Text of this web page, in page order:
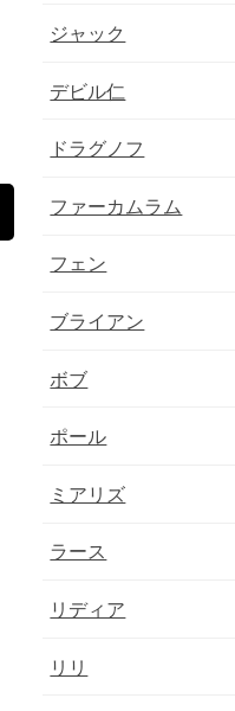
ジャック
デビル仁
ドラグノフ
ファーカムラム
フェン
ブライアン
ボブ
ポール
ミアリズ
ラース
リディア
リリ